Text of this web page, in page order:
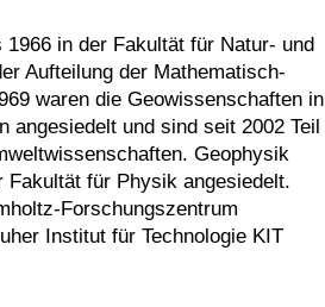
in der Fakultät für Natur- und
Aufteilung der Mathematisch-
waren die Geowissenschaften in
angesiedelt und sind seit 2002 Teil
Geophysik
Fakultät für Physik angesiedelt.
Forschungszentrum
Institut für Technologie KIT